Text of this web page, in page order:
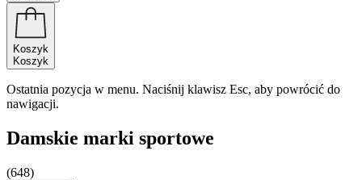
Koszyk
Koszyk
Ostatnia pozycja w menu. Naciśnij klawisz Esc, aby powrócić do
nawigacji.
Damskie marki sportowe
(648)